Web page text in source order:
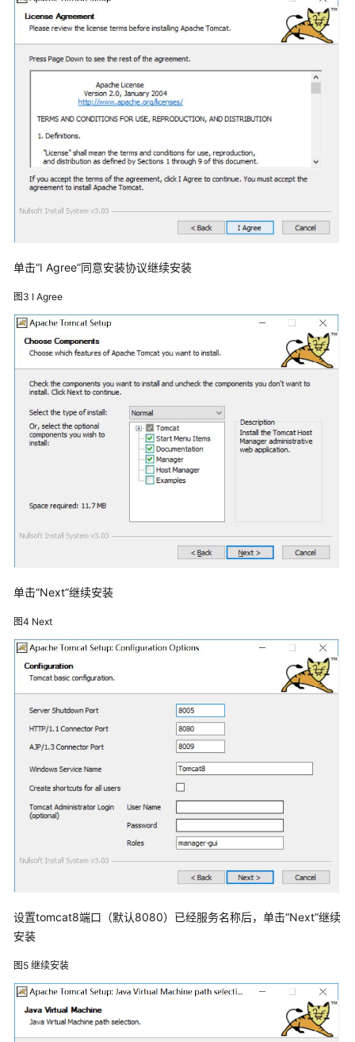
方
案
资
源
架
构
步
骤
件
安
装
JDK8
安
环
Tomcat8
软
部
订
记
录
阳
智
慧
共
体
决
方
单击“I Agree”同意安装协议继续安装
图3 I Agree
单击“Next”继续安装
图4 Next
设置tomcat8端口（默认8080）已经服务名称后，单击“Next”继续
安装
图5 继续安装